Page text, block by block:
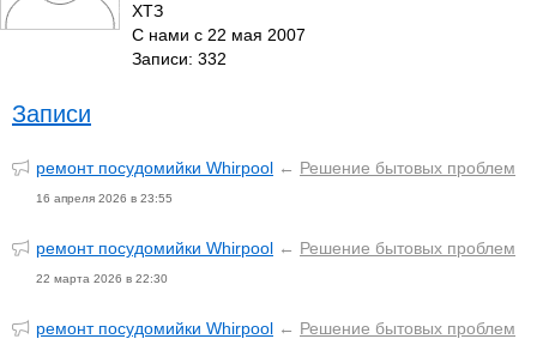
ХТЗ
С нами с 22 мая 2007
Записи: 332
Записи
ремонт посудомийки Whirpool ← Решение бытовых проблем
16 апреля 2026 в 23:55
ремонт посудомийки Whirpool ← Решение бытовых проблем
22 марта 2026 в 22:30
ремонт посудомийки Whirpool ← Решение бытовых проблем